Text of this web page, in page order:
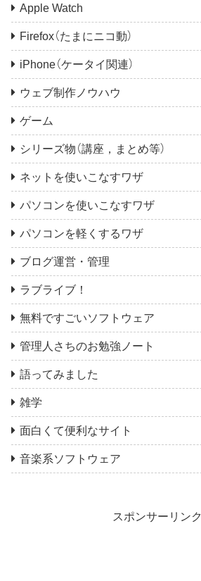
Apple Watch
Firefox（たまにニコ動）
iPhone（ケータイ関連）
ウェブ制作ノウハウ
ゲーム
シリーズ物（講座，まとめ等）
ネットを使いこなすワザ
パソコンを使いこなすワザ
パソコンを軽くするワザ
ブログ運営・管理
ラブライブ！
無料ですごいソフトウェア
管理人さちのお勉強ノート
語ってみました
雑学
面白くて便利なサイト
音楽系ソフトウェア
スポンサーリンク